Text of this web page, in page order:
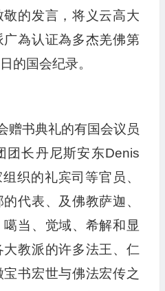
的发言，将义云高大
為认证為多杰羌佛第
的国会纪录。
赠书典礼的有国会议员
团长丹尼斯安东Denis
织的礼宾司等官员、
代表、及佛教萨迦、
当、觉域、希解和显
教派的许多法王、仁
书宏世与佛法宏传之